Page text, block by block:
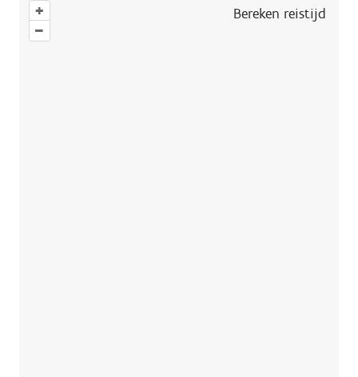
+
–
Bereken reistijd